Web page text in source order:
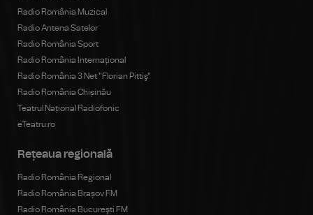
Radio România Muzical
Radio Antena Satelor
Radio România Sport
Radio România Internațional
Radio România 3 Net "Florian Pittiş"
Radio România Chișinău
Teatrul Național Radiofonic
eTeatru.ro
Rețeaua regională
Radio România Regional
Radio România Brașov FM
Radio România Bucureşti FM